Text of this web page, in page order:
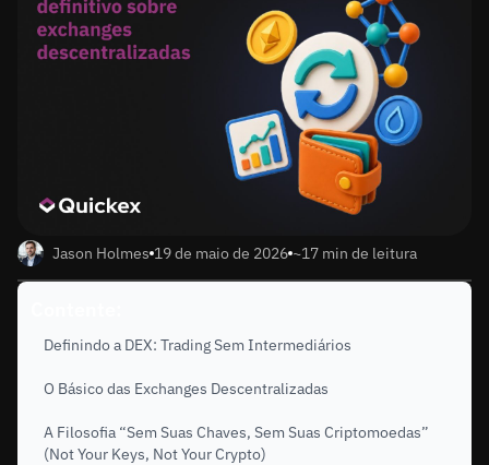
Jason Holmes 19 de maio de 2026 ~17 min de leitura
Definindo a DEX: Trading Sem Intermediários
O Básico das Exchanges Descentralizadas
A Filosofia “Sem Suas Chaves, Sem Suas Criptomoedas”
(Not Your Keys, Not Your Crypto)